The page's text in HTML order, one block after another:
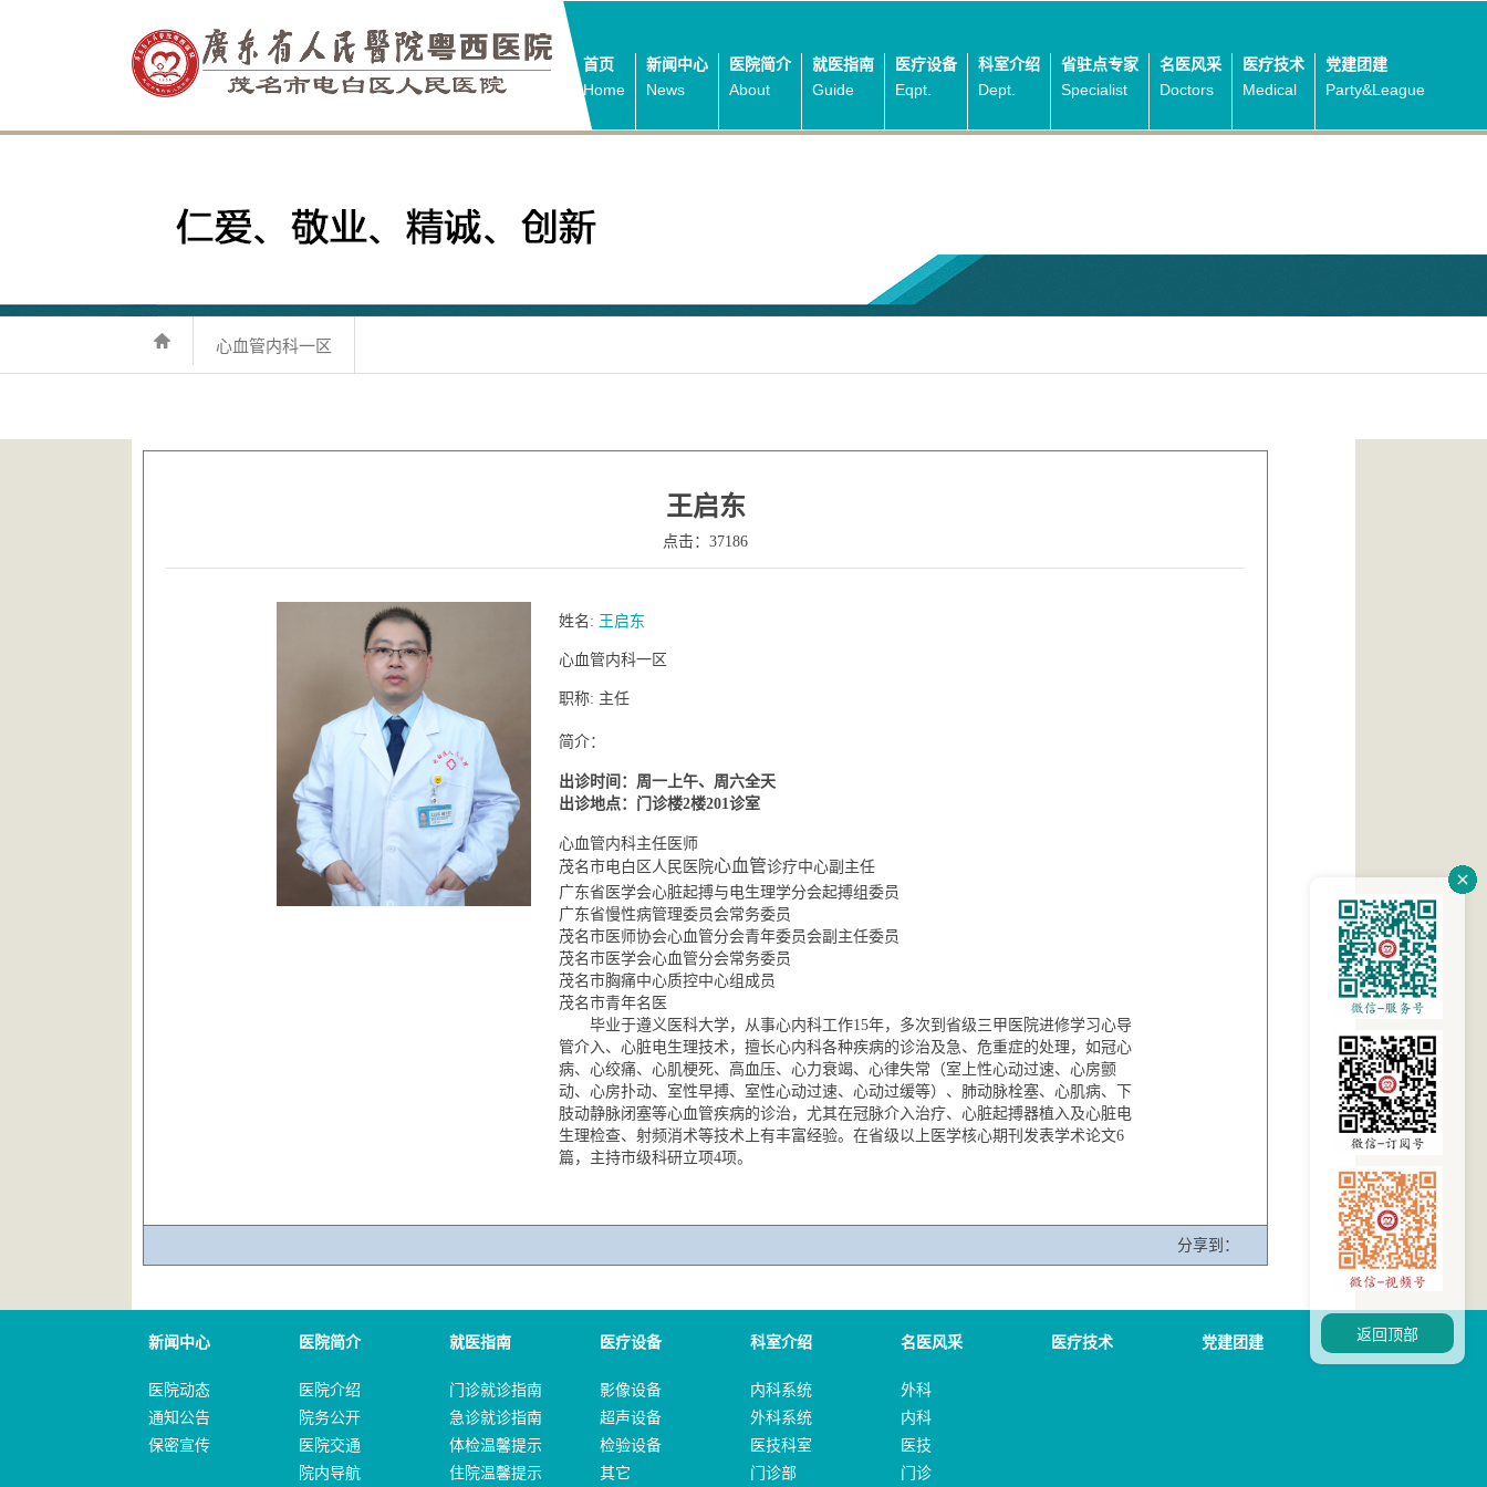
首页
Home
新闻中心
News
医院简介
About
就医指南
Guide
医疗设备
Eqpt.
科室介绍
Dept.
省驻点专家
Specialist
名医风采
Doctors
医疗技术
Medical
党建团建
Party&League
心血管内科一区
王启东
点击：37186
姓名: 王启东
心血管内科一区
职称: 主任
简介：
出诊时间：周一上午、周六全天
出诊地点：门诊楼2楼201诊室
心血管内科主任医师
茂名市电白区人民医院心血管诊疗中心副主任
广东省医学会心脏起搏与电生理学分会起搏组委员
广东省慢性病管理委员会常务委员
茂名市医师协会心血管分会青年委员会副主任委员
茂名市医学会心血管分会常务委员
茂名市胸痛中心质控中心组成员
茂名市青年名医
毕业于遵义医科大学，从事心内科工作15年，多次到省级三甲医院进修学习心导
管介入、心脏电生理技术，擅长心内科各种疾病的诊治及急、危重症的处理，如冠心
病、 心绞痛、 心肌梗死、高血压、心力衰竭、心律失常 （室上性心动过速、心房颤
动、心房扑动、室性早搏、室性心动过速、心动过缓等） 、肺动脉栓塞、心肌病、
下
肢动静脉闭塞等心血管疾病的诊治， 尤其在冠脉介入治疗、心脏起搏器植入及心脏电
生理检查、射频消术等技术上有丰富经验。 在省级以上医学核心期刊发表学术论文6
篇，主持市级科研立项4项。
分享到：
新闻中心 医院简介 就医指南 医疗设备 科室介绍 名医风采 医疗技术 党建团建
医院动态
通知公告
保密宣传
医院介绍
院务公开
医院交通
院内导航
门诊就诊指南
急诊就诊指南
体检温馨提示
住院温馨提示
影像设备
超声设备
检验设备
其它
内科系统
外科系统
医技科室
门诊部
外科
内科
医技
门诊
返回顶部